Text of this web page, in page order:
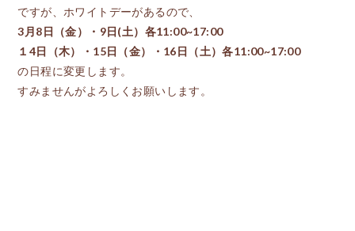
ですが、ホワイトデーがあるので、
3月8日（金）・9日(土）各11:00~17:00
１4日（木）・15日（金）・16日（土）各11:00~17:00
の日程に変更します。
すみませんがよろしくお願いします。